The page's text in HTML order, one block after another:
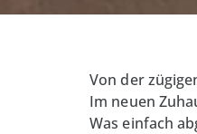
Von der
Im neuen
Was einfach